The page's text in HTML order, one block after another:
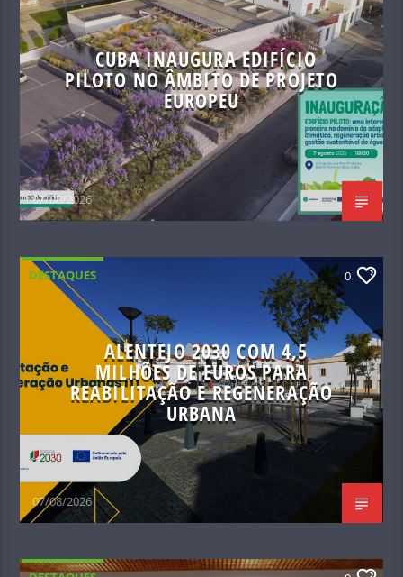
CUBA INAUGURA EDIFÍCIO
PILOTO NO ÂMBITO DE PROJETO
EUROPEU
07/08/2026
DESTAQUES 0
ALENTEJO 2030 COM 4,5
MILHÕES DE EUROS PARA
REABILITAÇÃO E REGENERAÇÃO
URBANA
07/08/2026